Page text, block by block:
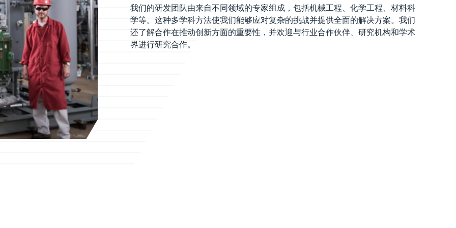
我们的研发团队由来自不同领域的专家组成，包括机械工程、化学工程、材料科
学等。这种多学科方法使我们能够应对复杂的挑战并提供全面的解决方案。我们
还了解合作在推动创新方面的重要性，并欢迎与行业合作伙伴、研究机构和学术
界进行研究合作。